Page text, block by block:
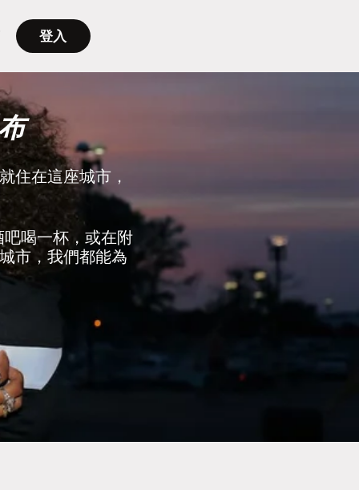
登入
住在這座城市，
喝一杯，或在附
市，我們都能為